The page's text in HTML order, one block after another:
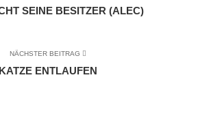
SEINE BESITZER (ALEC)
NÄCHSTER BEITRAG
KATZE ENTLAUFEN